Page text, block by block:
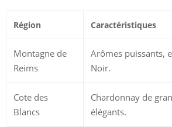
Région Caractéristiques
Montagne de
Reims
Arômes puissants,
Noir.
Cote des
Blancs
Chardonnay de
élégants.